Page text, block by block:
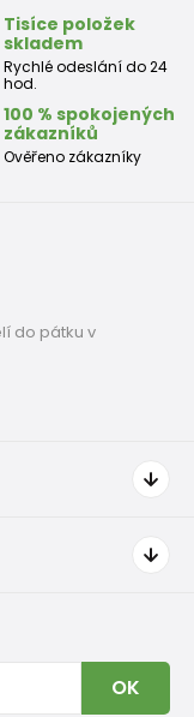
Tisíce položek
skladem
Rychlé odeslání do 24
hod.
100 % spokojených
zákazníků
Ověřeno zákazníky
do pátku v
OK